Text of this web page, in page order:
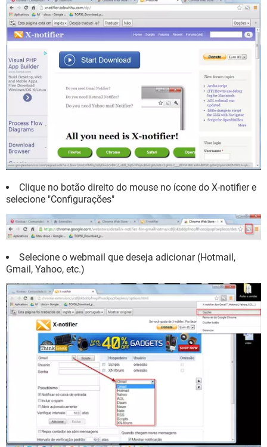
Clique no botão direito do mouse no ícone do X-notifier e
selecione "Configurações"
Selecione o webmail que deseja adicionar (Hotmail,
Gmail, Yahoo, etc.)